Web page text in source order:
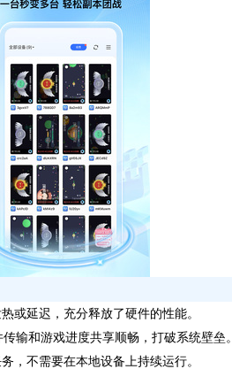
或延迟，充分释放了硬件的性能。
输和游戏进度共享顺畅，打破系统壁垒。
，不需要在本地设备上持续运行。